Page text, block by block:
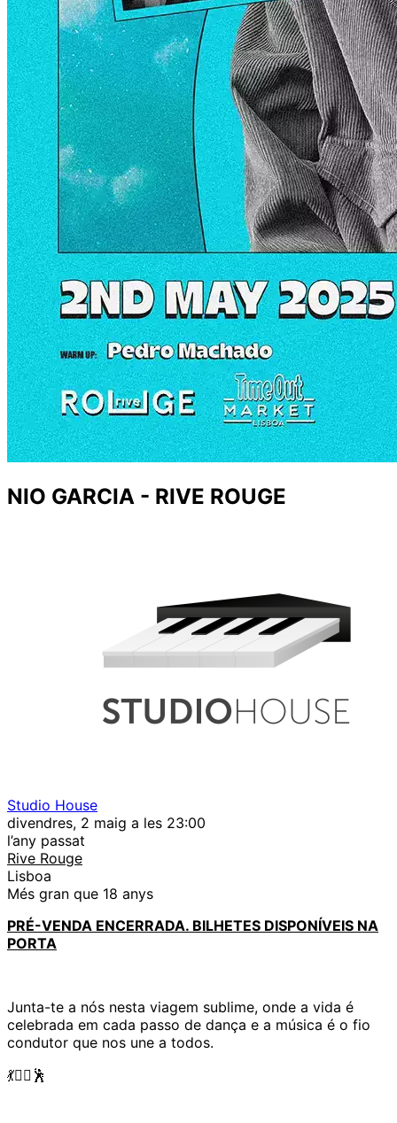
NIO GARCIA - RIVE ROUGE
Studio House
divendres, 2 maig a les 23:00
l’any passat
Rive Rouge
Lisboa
Més gran que 18 anys
PRÉ-VENDA ENCERRADA. BILHETES DISPONÍVEIS NA
PORTA
Junta-te a nós nesta viagem sublime, onde a vida é
celebrada em cada passo de dança e a música é o fio
condutor que nos une a todos.
💃❤️‍🔥🕺